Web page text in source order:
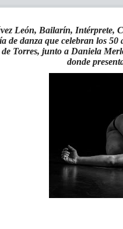
León, Bailarín, Intérprete,
de danza que celebran los
Torres, junto a Daniela
donde